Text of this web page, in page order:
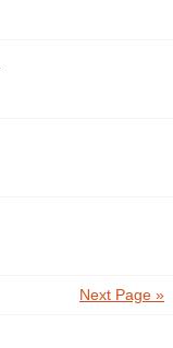
Next Page »